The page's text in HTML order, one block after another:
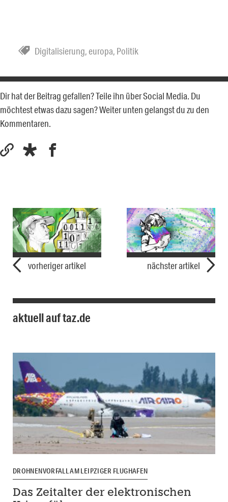
Digitalisierung, europa, Politik
Dir hat der Beitrag gefallen? Teile ihn über Social Media. Du
möchtest etwas dazu sagen? Weiter unten gelangst du zu den
Kommentaren.
vorheriger artikel nächster artikel
aktuell auf taz.de
DROHNENVORFALL AM LEIPZIGER FLUGHAFEN
Das Zeitalter der elektronischen